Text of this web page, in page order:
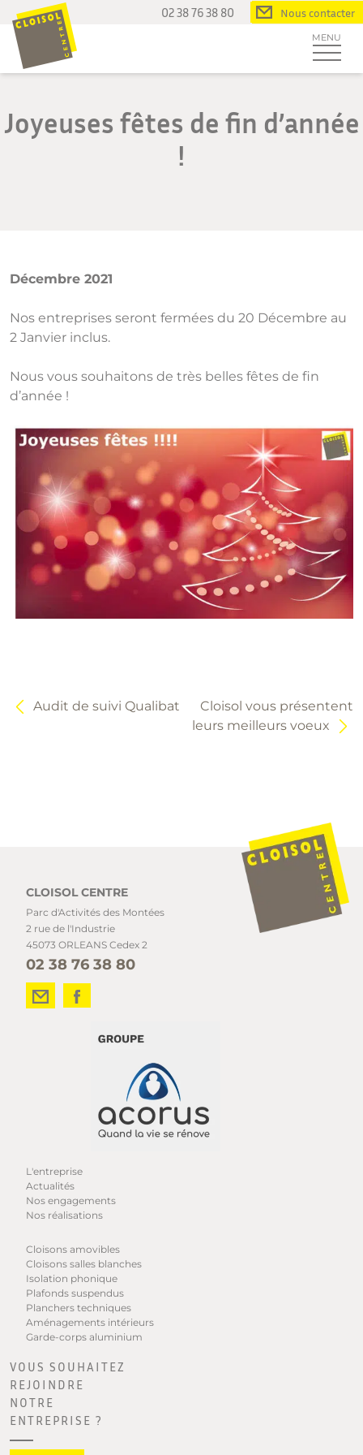
Passer
au
contenu
02 38 76 38 80 Nous contacter
MENU
Joyeuses fêtes de fin d’année
!
Décembre 2021
Nos entreprises seront fermées du 20 Décembre au
2 Janvier inclus.
Nous vous souhaitons de très belles fêtes de fin
d’année !
Audit de suivi Qualibat
Cloisol vous présentent
leurs meilleurs voeux
CLOISOL CENTRE
Parc d'Activités des Montées
2 rue de l'Industrie
45073 ORLEANS Cedex 2
02 38 76 38 80
L'entreprise
Actualités
Nos engagements
Nos réalisations
Cloisons amovibles
Cloisons salles blanches
Isolation phonique
Plafonds suspendus
Planchers techniques
Aménagements intérieurs
Garde-corps aluminium
VOUS SOUHAITEZ
REJOINDRE
NOTRE
ENTREPRISE ?